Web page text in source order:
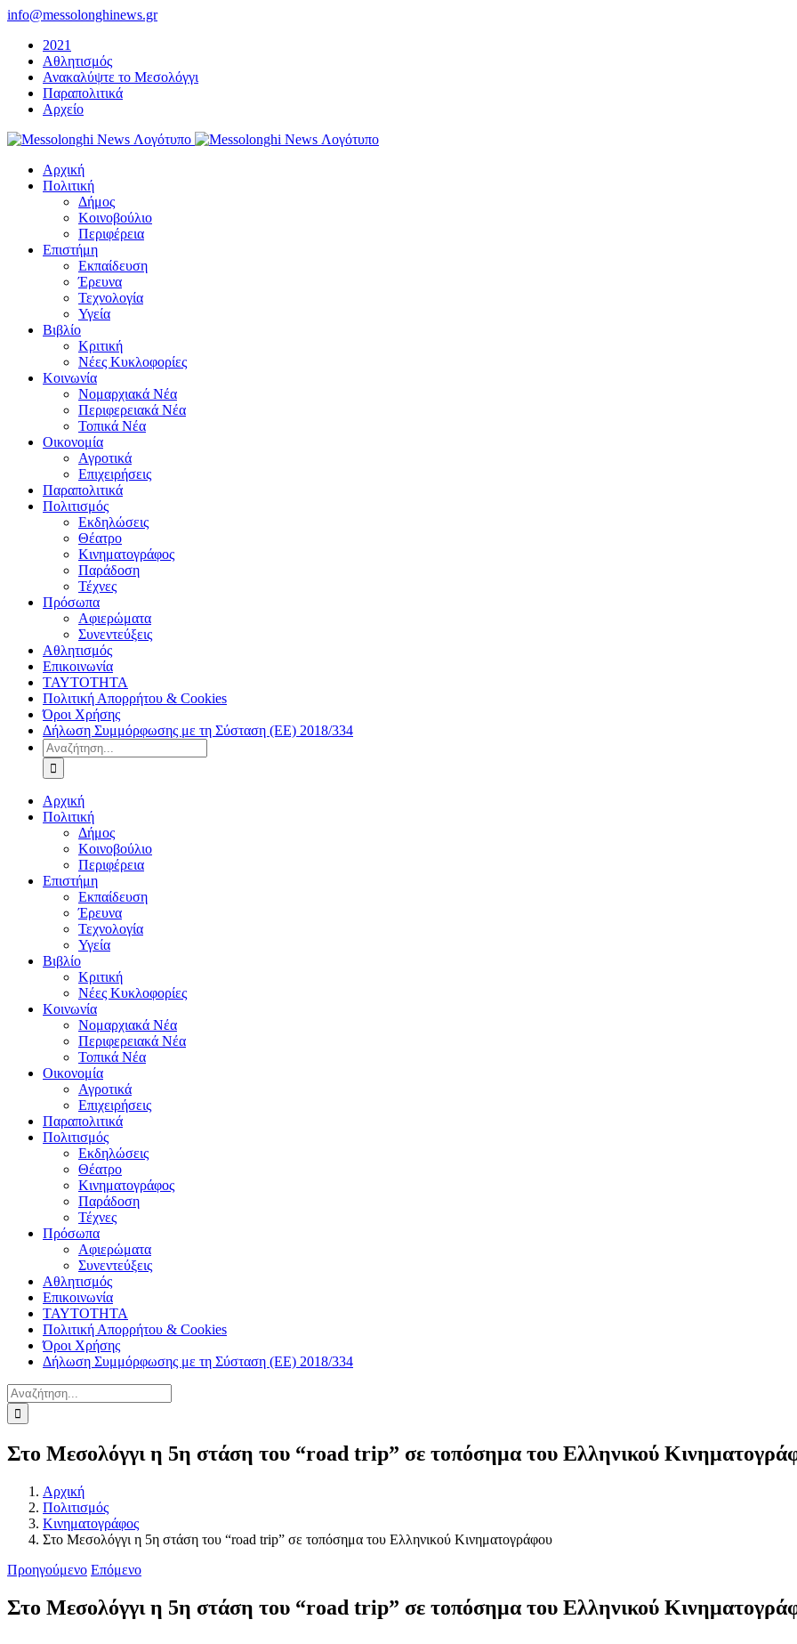
Μετάβαση
περιεχόμενο
info@messolonghinews.gr
2021
Αθλητισμός
Ανακαλύψτε το Μεσολόγγι
Παραπολιτικά
Αρχείο
Αρχική
Πολιτική
Δήμος
Κοινοβούλιο
Περιφέρεια
Επιστήμη
Εκπαίδευση
Έρευνα
Τεχνολογία
Υγεία
Βιβλίο
Κριτική
Νέες Κυκλοφορίες
Κοινωνία
Νομαρχιακά Νέα
Περιφερειακά Νέα
Τοπικά Νέα
Οικονομία
Αγροτικά
Επιχειρήσεις
Παραπολιτικά
Πολιτισμός
Εκδηλώσεις
Θέατρο
Κινηματογράφος
Παράδοση
Τέχνες
Πρόσωπα
Αφιερώματα
Συνεντεύξεις
Αθλητισμός
Επικοινωνία
ΤΑΥΤΟΤΗΤΑ
Πολιτική Απορρήτου & Cookies
Όροι Χρήσης
Δήλωση Συμμόρφωσης με τη Σύσταση (ΕΕ) 2018/334
Αναζήτηση
για:
Αρχική
Πολιτική
Δήμος
Κοινοβούλιο
Περιφέρεια
Επιστήμη
Εκπαίδευση
Έρευνα
Τεχνολογία
Υγεία
Βιβλίο
Κριτική
Νέες Κυκλοφορίες
Κοινωνία
Νομαρχιακά Νέα
Περιφερειακά Νέα
Τοπικά Νέα
Οικονομία
Αγροτικά
Επιχειρήσεις
Παραπολιτικά
Πολιτισμός
Εκδηλώσεις
Θέατρο
Κινηματογράφος
Παράδοση
Τέχνες
Πρόσωπα
Αφιερώματα
Συνεντεύξεις
Αθλητισμός
Επικοινωνία
ΤΑΥΤΟΤΗΤΑ
Πολιτική Απορρήτου & Cookies
Όροι Χρήσης
Δήλωση Συμμόρφωσης με τη Σύσταση (ΕΕ) 2018/334
Αναζήτηση
για:
Στο Μεσολόγγι η 5η στάση του “road trip” σε τοπόσημα του Ελληνικού
Αρχική
Πολιτισμός
Κινηματογράφος
Στο Μεσολόγγι η 5η στάση του “road trip” σε τοπόσημα του Ελληνικού Κινηματογράφου
Προηγούμενο Επόμενο
Στο Μεσολόγγι η 5η στάση του “road trip” σε τοπόσημα του Ελληνικού